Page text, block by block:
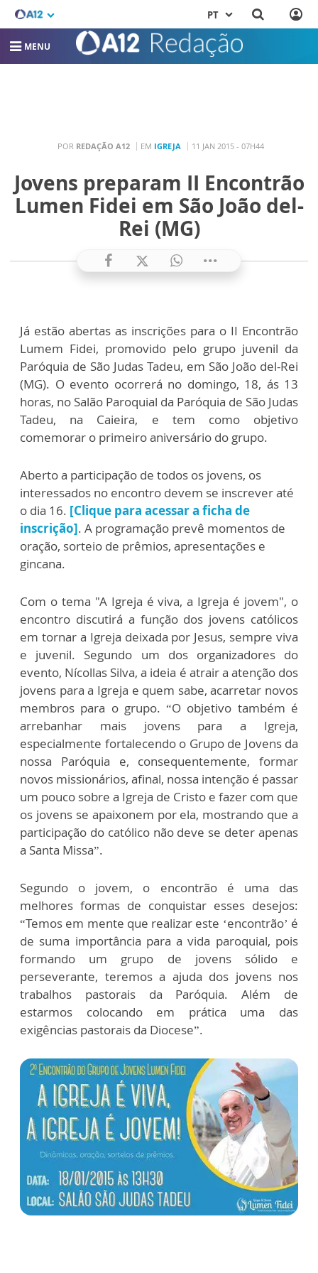
PT
MENU
POR REDAÇÃO A12 EM IGREJA 11 JAN 2015 - 07H44
Jovens preparam II Encontrão
Lumen Fidei em São João del-
Rei (MG)
Já estão abertas as inscrições para o II Encontrão
Lumem Fidei, promovido pelo grupo juvenil da
Paróquia de São Judas Tadeu, em São João del-Rei
(MG). O evento ocorrerá no domingo, 18, ás 13
horas, no Salão Paroquial da Paróquia de São Judas
Tadeu, na Caieira, e tem como objetivo
comemorar o primeiro aniversário do grupo.
Aberto a participação de todos os jovens, os
interessados no encontro devem se inscreveraté
o dia 16. [Clique para acessar a ficha de
inscrição]. A programação prevê momentos de
oração, sorteio de prêmios, apresentações e
gincana.
Com o tema "A Igreja é viva, a Igreja é jovem", o
encontro discutirá a função dos jovens católicos
em tornar a Igreja deixada por Jesus, sempre viva
e juvenil. Segundo um dos organizadores do
evento, Nícollas Silva, a ideia é atrair a atenção dos
jovens para a Igreja e quem sabe, acarretar novos
membros para o grupo. “O objetivo também é
arrebanhar mais jovens para a Igreja,
especialmente fortalecendo o Grupo de Jovens da
nossa Paróquia e, consequentemente, formar
novos missionários, afinal, nossa intenção é passar
um pouco sobre a Igreja de Cristo e fazer com que
os jovens se apaixonem por ela, mostrando que a
participação do católico não deve se deter apenas
a Santa Missa”.
Segundo o jovem, o encontrão é uma das
melhores formas de conquistar esses desejos:
“Temos em mente que realizar este ‘encontrão’ é
de suma importância para a vida paroquial, pois
formando um grupo de jovens sólido e
perseverante, teremos a ajuda dos jovens nos
trabalhos pastorais da Paróquia. Além de
estarmos colocando em prática uma das
exigências pastorais da Diocese”.